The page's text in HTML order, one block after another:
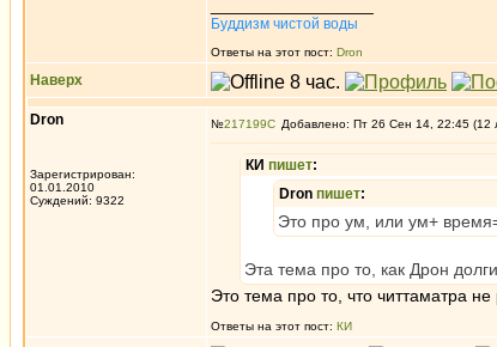
Буддизм чистой воды
Ответы на этот пост: Dron
Наверх
Dron
Зарегистрирован:
01.01.2010
Суждений: 9322
№217199 Добавлено: Пт 26 Сен 14, 22:45 (12
КИ пишет:
Dron пишет:
Это про ум, или ум+
Эта тема про то, как Дрон
Это тема про то, что читтаматра
Ответы на этот пост: КИ